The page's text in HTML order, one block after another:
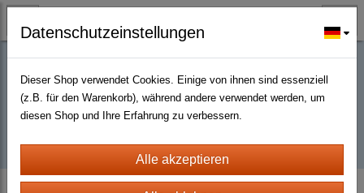
Buy D2R items | Diablo 2 Resurrected |
D2km
D2 Resurrected + ROTW Hardcore Ladder Season 14 (PC - PS4/5)
Datenschutzeinstellungen
Dieser Shop verwendet Cookies. Einige von ihnen sind essenziell
(z.B. für den Warenkorb), während andere verwendet werden, um
diesen Shop und Ihre Erfahrung zu verbessern.